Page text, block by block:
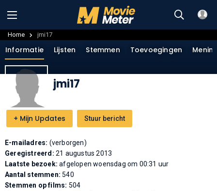
Home jmi17
+ Mijn Updates Stuur bericht
Informatie Lijsten Stemmen Toevoegingen
jmi17
E-mailadres: (verborgen)
Geregistreerd: 21 augustus 2013
Laatste bezoek:afgelopen woensdag om 00:31 uur
Aantal stemmen:540
Stemmen op films: 504